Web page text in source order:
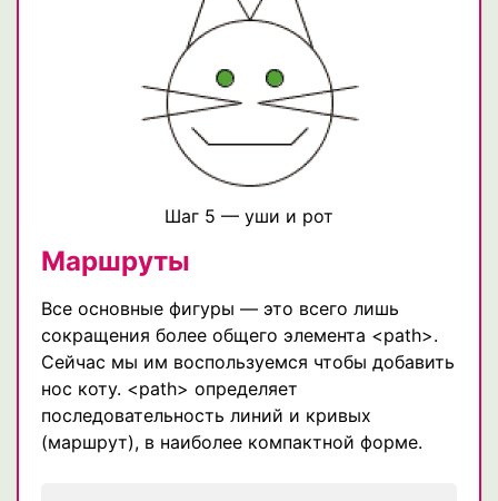
Шаг 5 — уши и рот
Маршруты
Все основные фигуры — это всего лишь
сокращения более общего элемента <path>.
Сейчас мы им воспользуемся чтобы добавить
нос коту. <path> определяет
последовательность линий и кривых
(маршрут), в наиболее компактной форме.